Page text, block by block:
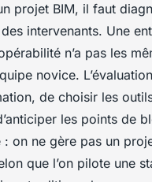
projet BIM, il faut
des intervenants. Une
n’a pas les
novice.
de choisir les
les points de
: on ne gère pas un
que l’on pilote une